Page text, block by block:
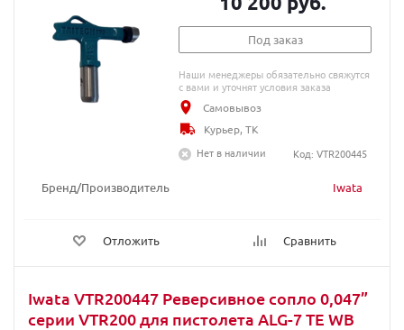
Бренд/Производитель Iwata
Отложить Сравнить
Под заказ
Наши менеджеры обязательно свяжутся
с вами и уточнят условия заказа
Самовывоз
Курьер, ТК
Нет в наличии
Код: VTR200445
Iwata VTR200447 Реверсивное сопло 0,047”
серии VTR200 для пистолета ALG-7 TE WB